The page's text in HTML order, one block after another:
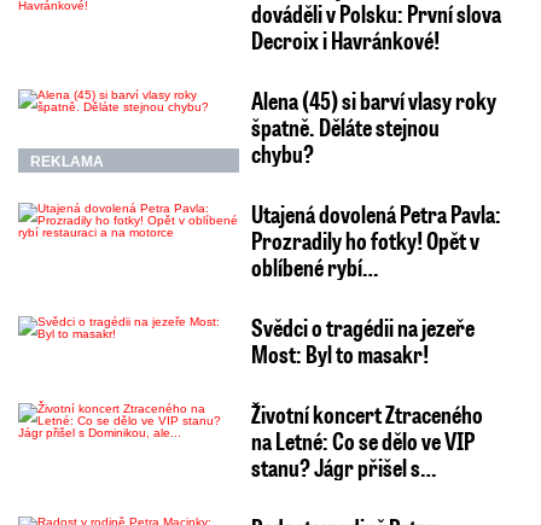
dováděli v Polsku: První slova
Decroix i Havránkové!
REKLAMA
Alena (45) si barví vlasy roky
špatně. Děláte stejnou
chybu?
Utajená dovolená Petra Pavla:
Prozradily ho fotky! Opět v
oblíbené rybí…
Svědci o tragédii na jezeře
Most: Byl to masakr!
Životní koncert Ztraceného
na Letné: Co se dělo ve VIP
stanu? Jágr přišel s…